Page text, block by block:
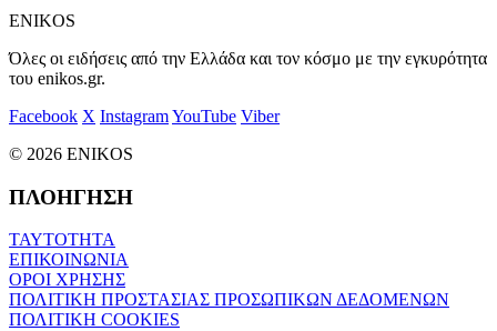
ENIKOS
Όλες οι ειδήσεις από την Ελλάδα και τον κόσμο με την εγκυρότητα
του enikos.gr.
Facebook X InstagramYouTube Viber
© 2026 ENIKOS
ΠΛΟΗΓΗΣΗ
ΤΑΥΤΟΤΗΤΑ
ΕΠΙΚΟΙΝΩΝΙΑ
ΟΡΟΙ ΧΡΗΣΗΣ
ΠΟΛΙΤΙΚΗ ΠΡΟΣΤΑΣΙΑΣ ΠΡΟΣΩΠΙΚΩΝ ΔΕΔΟΜΕΝΩΝ
ΠΟΛΙΤΙΚΗ COOKIES